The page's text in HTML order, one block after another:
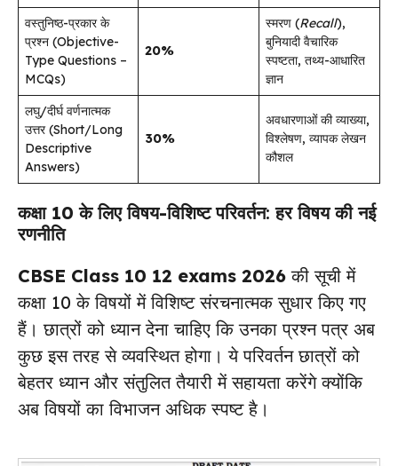
वस्तुनिष्ठ-प्रकार के
प्रश्न (Objective-
Type Questions –
MCQs)
20%
स्मरण (Recall),
बुनियादी वैचारिक
स्पष्टता, तथ्य-आधारित
ज्ञान
लघु/दीर्घ वर्णनात्मक
उत्तर (Short/Long
Descriptive
Answers)
30%
अवधारणाओं की व्याख्या,
विश्लेषण, व्यापक लेखन
कौशल
कक्षा 10 के लिए विषय-विशिष्ट परिवर्तन: हर विषय की नई
रणनीति
CBSE Class 10 12 exams 2026 की सूची में
कक्षा 10 के विषयों में विशिष्ट संरचनात्मक सुधार किए गए
हैं। छात्रों को ध्यान देना चाहिए कि उनका प्रश्न पत्र अब
कुछ इस तरह से व्यवस्थित होगा। ये परिवर्तन छात्रों को
बेहतर ध्यान और संतुलित तैयारी में सहायता करेंगे क्योंकि
अब विषयों का विभाजन अधिक स्पष्ट है।